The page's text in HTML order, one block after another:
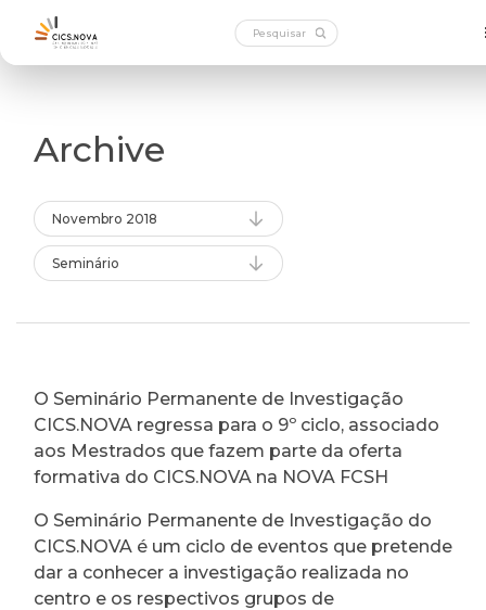
Archive
Novembro 2018
Seminário
O Seminário Permanente de Investigação
CICS.NOVA regressa para o 9º ciclo, associado
aos Mestrados que fazem parte da oferta
formativa do CICS.NOVA na NOVA FCSH
O Seminário Permanente de Investigação do
CICS.NOVA é um ciclo de eventos que pretende
dar a conhecer a investigação realizada no
centro e os respectivos grupos de